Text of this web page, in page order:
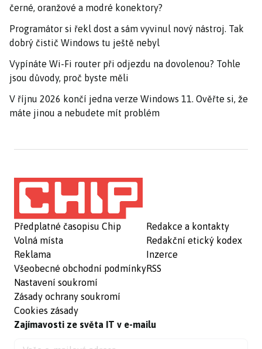
černé, oranžové a modré konektory?
Programátor si řekl dost a sám vyvinul nový nástroj. Tak
dobrý čistič Windows tu ještě nebyl
Vypínáte Wi-Fi router při odjezdu na dovolenou? Tohle
jsou důvody, proč byste měli
V říjnu 2026 končí jedna verze Windows 11. Ověřte si, že
máte jinou a nebudete mít problém
Předplatné časopisu Chip
Volná místa
Reklama
Všeobecné obchodní podmínky
Nastavení soukromí
Zásady ochrany soukromí
Cookies zásady
Redakce a kontakty
Redakční etický kodex
Inzerce
RSS
Zajímavosti ze světa IT v e-mailu